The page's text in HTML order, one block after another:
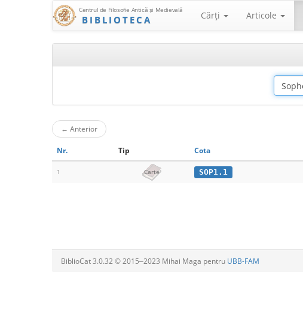
Centrul de Filosofie Antică şi Medievală
BIBLIOTECA Cărţi Articole
← Anterior
Nr. Tip Cota
1 Carte SOP1.1
BiblioCat 3.0.32 © 2015‒2023 Mihai Maga pentru UBB-FAM